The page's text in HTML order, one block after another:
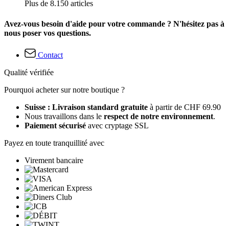
Plus de 8.150 articles
Avez-vous besoin d'aide pour votre commande ? N'hésitez pas à
nous poser vos questions.
Contact
Qualité vérifiée
Pourquoi acheter sur notre boutique ?
Suisse : Livraison standard gratuite à partir de CHF 69.90
Nous travaillons dans le respect de notre environnement.
Paiement sécurisé avec cryptage SSL
Payez en toute tranquillité avec
Virement bancaire